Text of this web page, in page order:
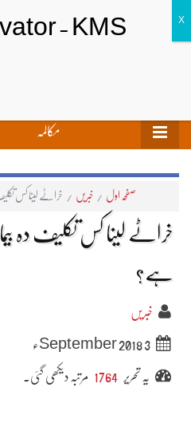
مکالمہ
صفحہ اول / خبریں / خراٹے لینا کس
خراٹے لینا کس تکلیف دہ
ہے؟
خبریں
3 September 2018ء
یہ تحریر 1764 مرتبہ دیکھی گئی۔